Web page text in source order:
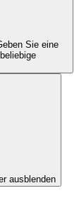
Sie eine
ausblenden